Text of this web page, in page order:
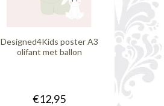
Designed4Kids poster A3
olifant met ballon
€12,95